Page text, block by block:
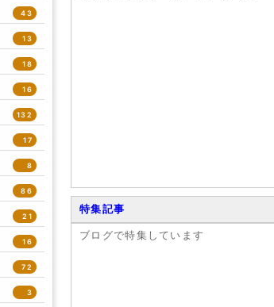
特集記事
ブログで特集しています
43
13
18
16
132
17
8
86
21
16
72
3